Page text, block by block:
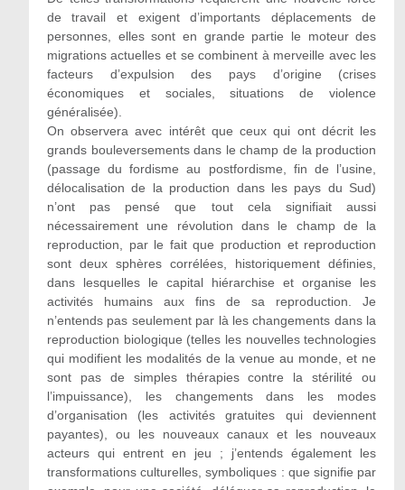
de travail et exigent d’importants déplacements de
personnes, elles sont en grande partie le moteur des
migrations actuelles et se combinent à merveille avec les
facteurs d’expulsion des pays d’origine (crises
économiques et sociales, situations de violence
généralisée).
On observera avec intérêt que ceux qui ont décrit les
grands bouleversements dans le champ de la production
(passage du fordisme au postfordisme, fin de l’usine,
délocalisation de la production dans les pays du Sud)
n’ont pas pensé que tout cela signifiait aussi
nécessairement une révolution dans le champ de la
reproduction, par le fait que production et reproduction
sont deux sphères corrélées, historiquement définies,
dans lesquelles le capital hiérarchise et organise les
activités humains aux fins de sa reproduction. Je
n’entends pas seulement par là les changements dans la
reproduction biologique (telles les nouvelles technologies
qui modifient les modalités de la venue au monde, et ne
sont pas de simples thérapies contre la stérilité ou
l’impuissance), les changements dans les modes
d’organisation (les activités gratuites qui deviennent
payantes), ou les nouveaux canaux et les nouveaux
acteurs qui entrent en jeu ; j’entends également les
transformations culturelles, symboliques : que signifie par